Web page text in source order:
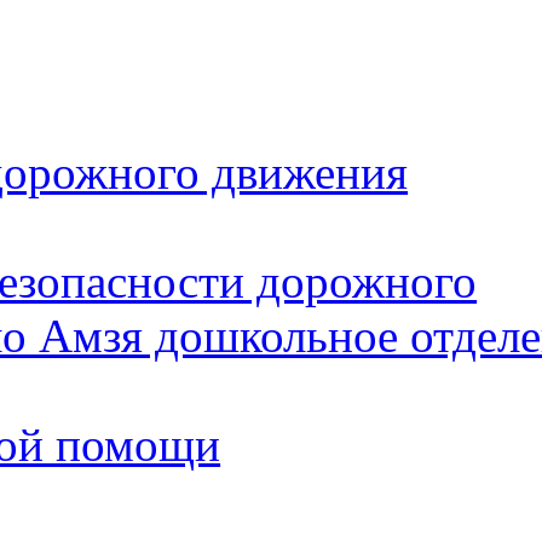
движения
дорожного
дошкольное
помощи